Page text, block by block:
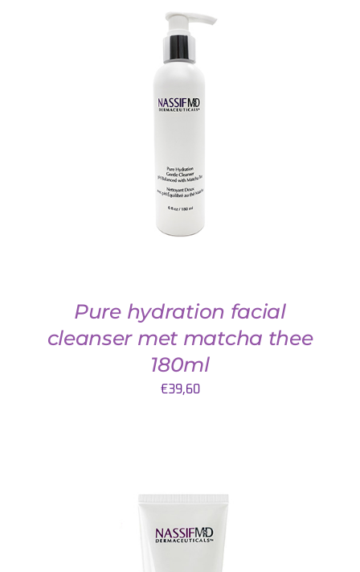
Pure hydration facial
cleanser met matcha thee
180ml
€39,60